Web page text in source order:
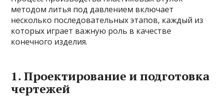
методом литья под давлением включает
несколько последовательных этапов, каждый из
которых играет важную роль в качестве
конечного изделия.
1. Проектирование и подготовка
чертежей